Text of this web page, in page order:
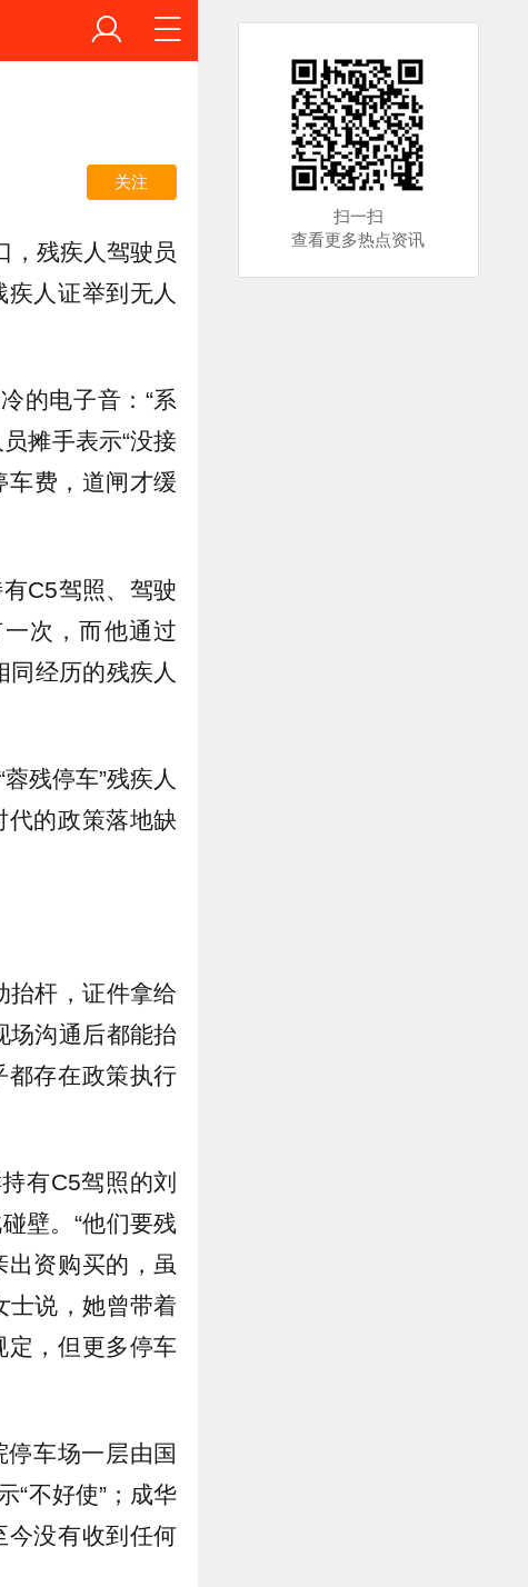
关注
，残疾人驾驶员
人证举到无人
的电子音：“系
摊手表示“没接
车费，道闸才缓
C5驾照、驾驶
次，而他通过
经历的残疾人
残停车”残疾人
的政策落地缺
抬杆，证件拿给
场沟通后都能抬
都存在政策执行
有C5驾照的刘
壁。“他们要残
资购买的，虽
士说，她曾带着
定，但更多停车
车场一层由国
“不好使”；成华
今没有收到任何
扫一扫
查看更多热点资讯